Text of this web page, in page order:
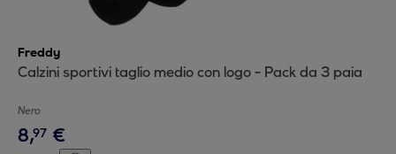
Freddy
Calzini sportivi taglio medio con logo - Pack da 3 paia
Nero
8,97 €